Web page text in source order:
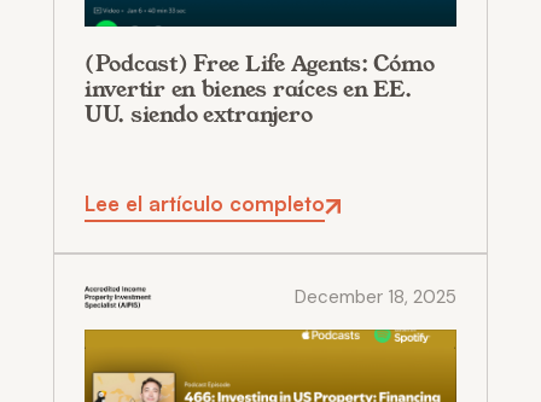
(Podcast) Free Life Agents: Cómo
invertir en bienes raíces en EE.
UU. siendo extranjero
Lee el artículo completo
December 18, 2025